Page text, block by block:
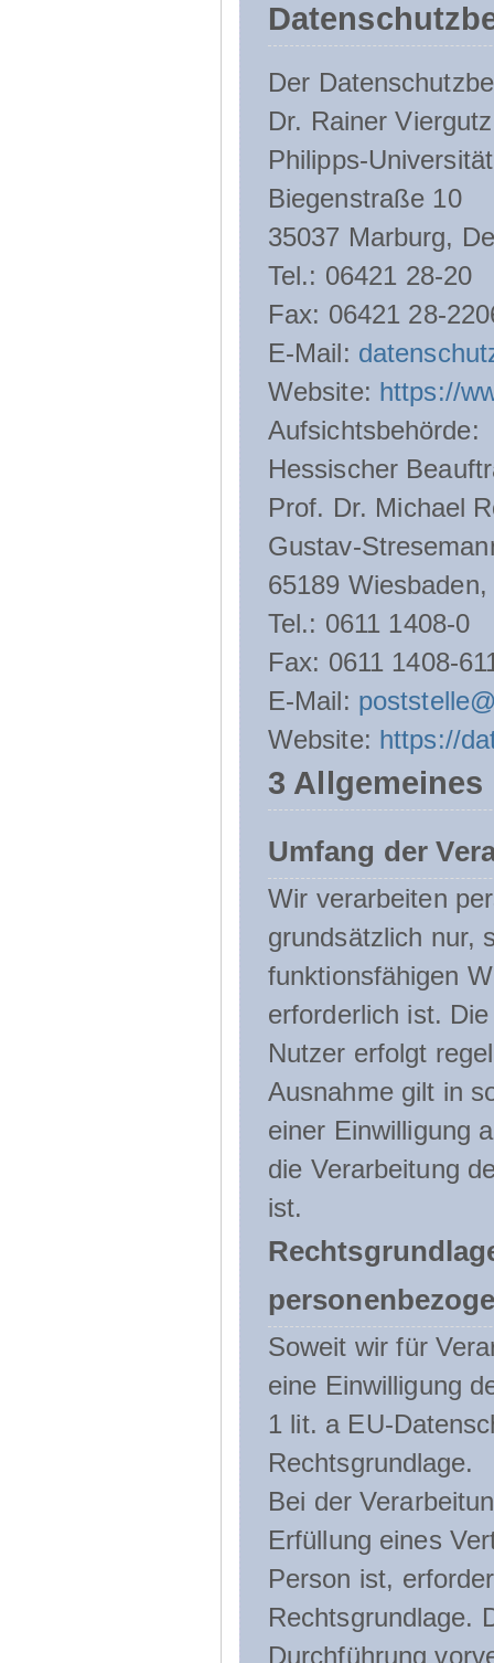
Der
Dr. Rainer Viergutz
Philipps-
Biegenstraße 10
35037 Marburg,
Tel.: 06421 28-20
Fax: 06421 28-
E-Mail:
Website: https://
Aufsichtsbehörde:
Hessischer
Prof. Dr. Michael
Gustav-
65189
Tel.: 0611 1408-0
Fax: 0611 1408-
E-Mail:
Website: https://
3
Umfang der
Wir verarbeiten
grundsätzlich nur,
funktionsfähigen
erforderlich ist.
Nutzer erfolgt
Ausnahme gilt in
einer Einwilligung
die Verarbeitung
ist.
Soweit wir für
eine Einwilligung
1 lit. a EU-
Rechtsgrundlage.
Bei der
Erfüllung eines
Person ist,
Rechtsgrundlage.
Durchführung